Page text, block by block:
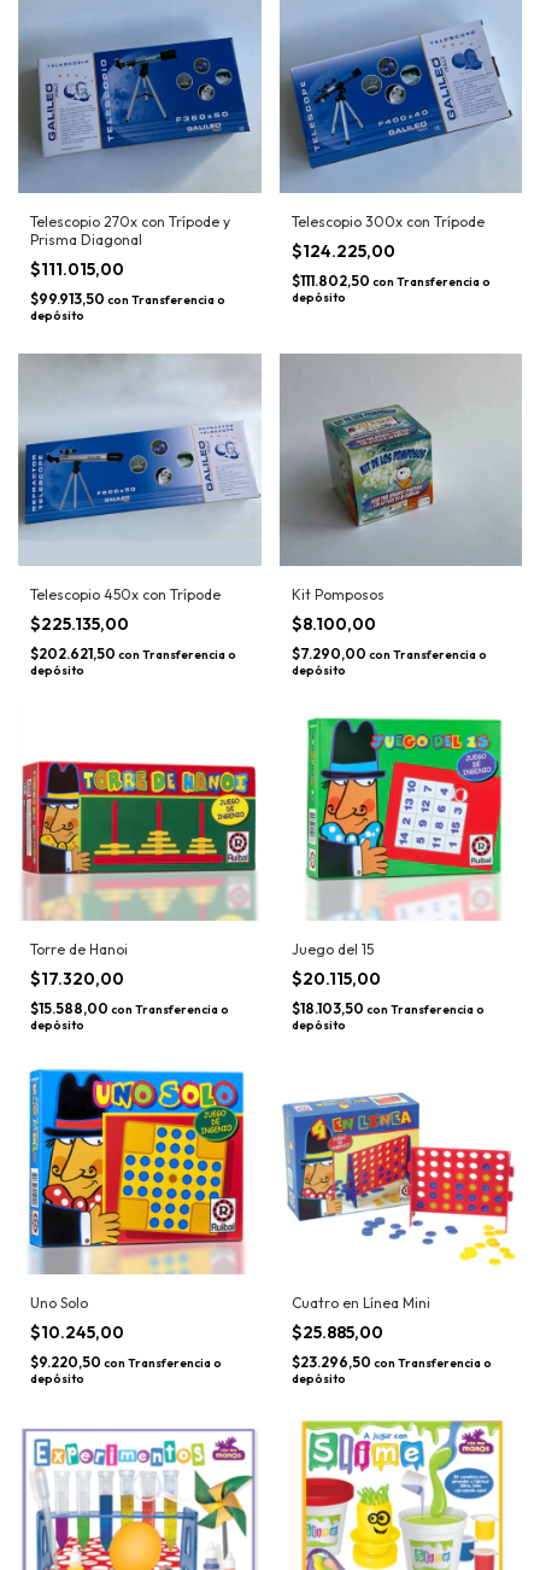
Telescopio 270x con Trípode y
Prisma Diagonal
$111.015,00
$99.913,50 con Transferencia o
depósito
Telescopio 300x con Trípode
$124.225,00
$111.802,50 con Transferencia o
depósito
Telescopio 450x con Trípode
$225.135,00
$202.621,50 con Transferencia o
depósito
Kit Pomposos
$8.100,00
$7.290,00 con Transferencia o
depósito
Torre de Hanoi
$17.320,00
$15.588,00 con Transferencia o
depósito
Juego del 15
$20.115,00
$18.103,50 con Transferencia o
depósito
Uno Solo
$10.245,00
$9.220,50 con Transferencia o
depósito
Cuatro en Línea Mini
$25.885,00
$23.296,50 con Transferencia o
depósito